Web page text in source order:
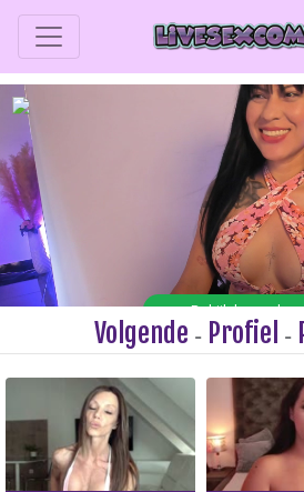
Volgende - Profiel -